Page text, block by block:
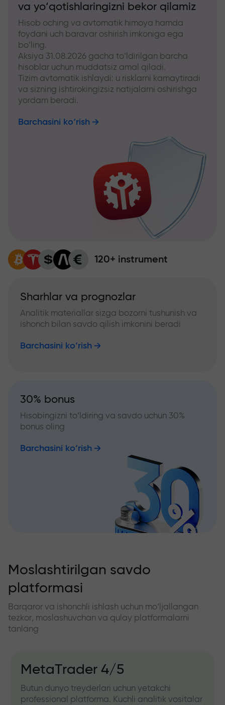
va yo‘qotishlaringizni bekor qilamiz
Hisob oching va avtomatik himoya hamda
foydani uch baravar oshirish imkoniga ega
bo‘ling.
Aksiya 31.08.2026 gacha to‘ldirilgan barcha
hisoblar uchun muddatsiz amal qiladi.
Tizim avtomatik ishlaydi: u risklarni kamaytiradi
va sizning ishtirokingizsiz natijalarni oshirishga
yordam beradi.
Barchasini ko‘rish
120+ instrument
Sharhlar va prognozlar
Analitik materiallar sizga bozorni tushunish va
ishonch bilan savdo qilish imkonini beradi
Barchasini ko‘rish
30% bonus
Hisobingizni to‘ldiring va savdo uchun 30%
bonus oling
Barchasini ko‘rish
Moslashtirilgan savdo
platformasi
Barqaror va ishonchli ishlash uchun mo‘ljallangan
tezkor, moslashuvchan va qulay platformalarni
tanlang
MetaTrader 4/5
Butun dunyo treyderlari uchun yetakchi
professional platforma. Kuchli analitik vositalar